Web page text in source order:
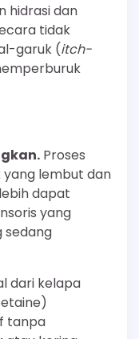
hidrasi dan
tidak
garuk (itch-
Proses
lembut dan
dapat
yang
sedang
dari kelapa
tanpa